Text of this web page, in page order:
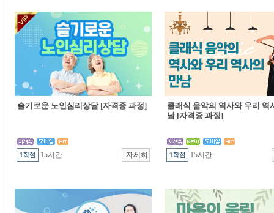
슬기로운 노인심리상담 [자격증 과정]
15시간
클래식 음악의 역사와 우리 역
남 [자격증 과정]
15시간